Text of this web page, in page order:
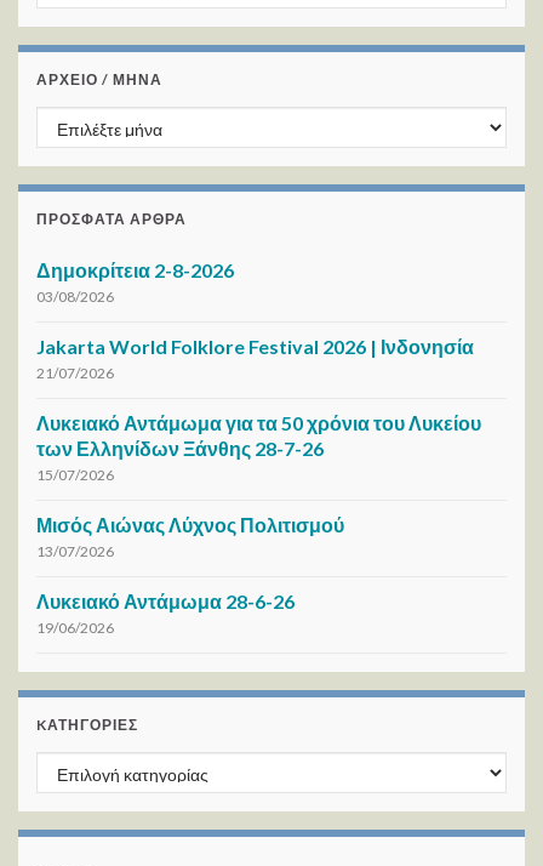
ΑΡΧΕΙΟ / ΜΗΝΑ
ΑΡΧΕΙΟ / ΜΗΝΑ
ΠΡΌΣΦΑΤΑ ΆΡΘΡΑ
Δημοκρίτεια 2-8-2026
03/08/2026
Jakarta World Folklore Festival 2026 | Ινδονησία
21/07/2026
Λυκειακό Αντάμωμα για τα 50 χρόνια του Λυκείου
των Ελληνίδων Ξάνθης 28-7-26
15/07/2026
Μισός Αιώνας Λύχνος Πολιτισμού
13/07/2026
Λυκειακό Αντάμωμα 28-6-26
19/06/2026
KΑΤΗΓΟΡΊΕΣ
Kατηγορίες